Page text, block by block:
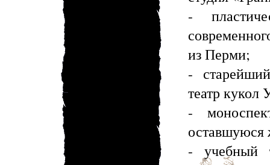
-
из Перми;
-
театр кукол
-
оставшуюся
- учебный